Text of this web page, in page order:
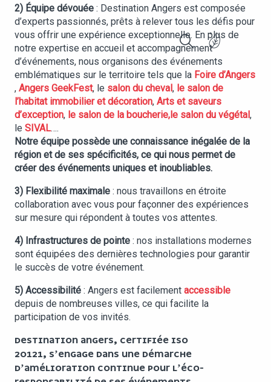
Recherche
2) Équipe dévouée : Destination Angers est composée
d’experts passionnés, prêts à relever tous les défis pour
vous offrir une expérience exceptionnelle. En plus de
notre expertise en accueil et accompagnement
d’événements, nous organisons des événements
emblématiques sur le territoire tels que la Foire d’Angers
, Angers GeekFest, le salon du cheval , le salon de
l’habitat immobilier et décoration, Arts et saveurs
d’exception, le salon de la boucherie, le salon du végétal ,
le SIVAL….
Notre équipe possède une connaissance inégalée de la
région et de ses spécificités, ce qui nous permet de
créer des événements uniques et inoubliables.
3) Flexibilité maximale : nous travaillons en étroite
collaboration avec vous pour façonner des expériences
sur mesure qui répondent à toutes vos attentes.
4) Infrastructures de pointe : nos installations modernes
sont équipées des dernières technologies pour garantir
le succès de votre événement.
5) Accessibilité : Angers est facilement accessible
depuis de nombreuses villes, ce qui facilite la
participation de vos invités.
DESTINATION ANGERS, CERTIFIÉE ISO
20121, S’ENGAGE DANS UNE DÉMARCHE
D’AMÉLIORATION CONTINUE POUR L’ÉCO-